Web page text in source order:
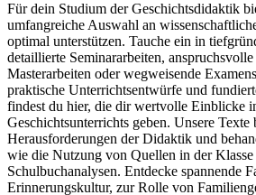
Für dein Studium der Geschichtsdidaktik
umfangreiche Auswahl an
optimal unterstützen. Tauche ein in
detaillierte Seminararbeiten,
Masterarbeiten oder wegweisende
praktische Unterrichtsentwürfe und
findest du hier, die dir wertvolle Einblicke
Geschichtsunterrichts geben. Unsere Texte
Herausforderungen der Didaktik und
wie die Nutzung von Quellen in der
Schulbuchanalysen. Entdecke spannende
Erinnerungskultur, zur Rolle von